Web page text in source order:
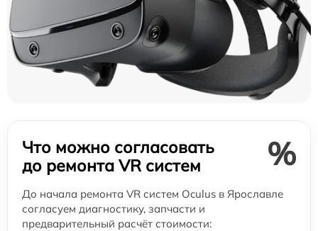
Что можно согласовать
до ремонта VR систем
%
До начала ремонта VR систем Oculus в Ярославле
согласуем диагностику, запчасти и
предварительный расчёт стоимости: